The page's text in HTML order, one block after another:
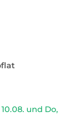
und Do,